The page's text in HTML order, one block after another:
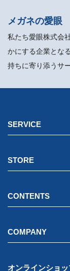
メガネの愛眼
私たち愛眼株式会
かにする企業とな
持ちに寄り添うサ
SERVICE
STORE
CONTENTS
COMPANY
オンラインショッ